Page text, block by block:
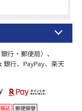
行・郵便局）、
行、PayPay、楽天